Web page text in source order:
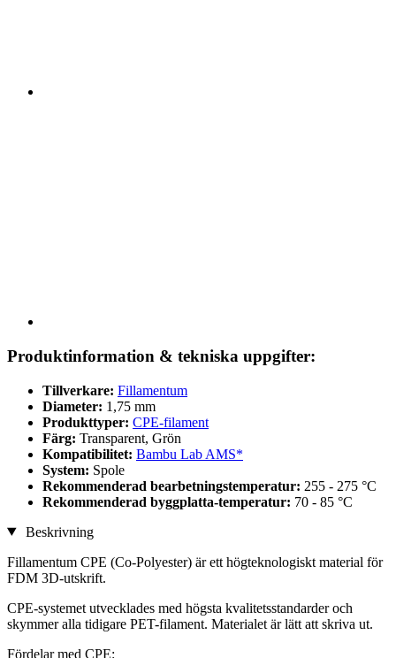
Produktinformation & tekniska uppgifter:
Tillverkare: Fillamentum
Diameter: 1,75 mm
Produkttyper: CPE-filament
Färg: Transparent, Grön
Kompatibilitet: Bambu Lab AMS*
System: Spole
Rekommenderad bearbetningstemperatur: 255 - 275 °C
Rekommenderad byggplatta-temperatur: 70 - 85 °C
Beskrivning
Fillamentum CPE (Co-Polyester) är ett högteknologiskt material för
FDM 3D-utskrift.
CPE-systemet utvecklades med högsta kvalitetsstandarder och
skymmer alla tidigare PET-filament. Materialet är lätt att skriva ut.
Fördelar med CPE: